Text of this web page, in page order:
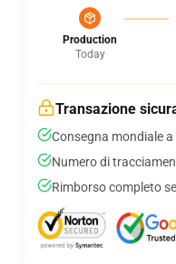
Production
Today
Transazione
Consegna mondiale
Numero di
Rimborso completo